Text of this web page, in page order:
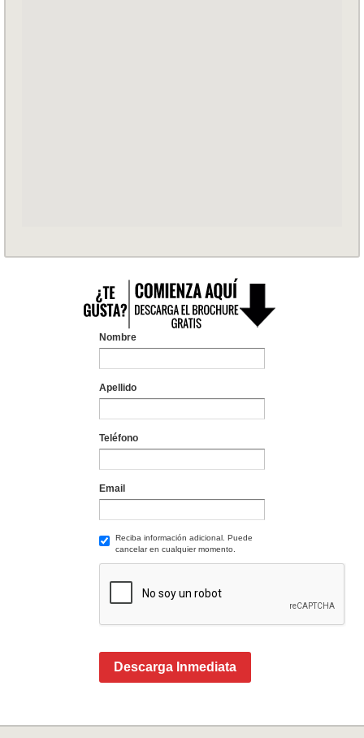
Nombre
Apellido
Teléfono
Email
Reciba información adicional. Puede
cancelar en cualquier momento.
Descarga Inmediata